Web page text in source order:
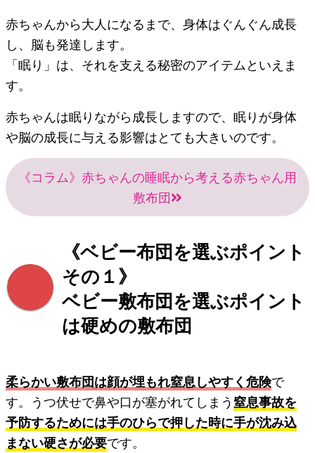
赤ちゃんから大人になるまで、身体はぐんぐん成長
し、脳も発達します。
「眠り」は、それを支える秘密のアイテムといえま
す。
赤ちゃんは眠りながら成長しますので、眠りが身体
や脳の成長に与える影響はとても大きいのです。
《コラム》赤ちゃんの睡眠から考える赤ちゃん用
敷布団
《ベビー布団を選ぶポイント
その１》
ベビー敷布団を選ぶポイント
は硬めの敷布団
柔らかい敷布団は顔が埋もれ窒息しやすく危険で
す。うつ伏せで鼻や口が塞がれてしまう窒息事故を
予防するためには手のひらで押した時に手が沈み込
まない硬さが必要です。